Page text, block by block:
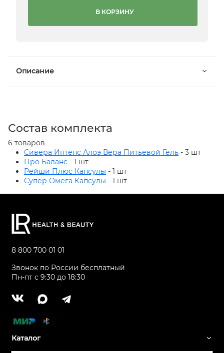
В КОРЗИНУ
Описание
Состав комплекта
6 товаров
Сивера Интенс Алоэ Вера Питьевой Гель - 3 шт
Про Баланс - 1 шт
Рейши Плюс Капсулы - 1 шт
Супер Омега Капсулы - 1 шт
8 800 700 01 01
Звонок по России бесплатный
Пн-пт с 9:30 до 18:30
Каталог